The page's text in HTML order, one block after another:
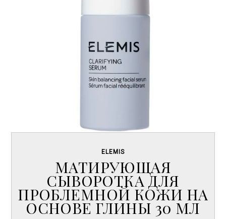
ELEMIS
МАТИРУЮЩАЯ
СЫВОРОТКА ДЛЯ
ПРОБЛЕМНОЙ КОЖИ НА
ОСНОВЕ ГЛИНЫ 30 МЛ